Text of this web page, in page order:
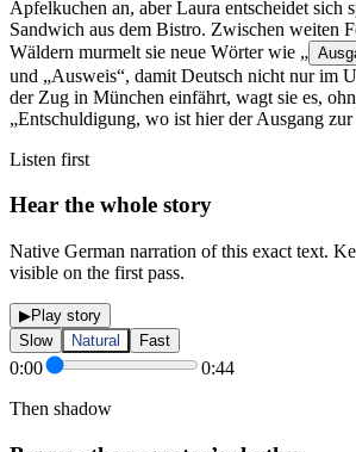
Apfelkuchen an, aber Laura entscheidet sich
Sandwich aus dem Bistro. Zwischen weiten
Wäldern murmelt sie neue Wörter wie „
und „Ausweis“, damit Deutsch nicht nur im
der Zug in München einfährt, wagt sie es,
„Entschuldigung, wo ist hier der Ausgang
Listen first
Hear the whole story
Native German narration of this exact text.
visible on the first pass.
▶Play story
Slow
Natural Fast
0:00
0:44
Then shadow